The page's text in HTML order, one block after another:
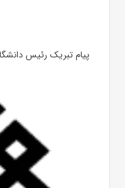
پیام تبریک رئیس